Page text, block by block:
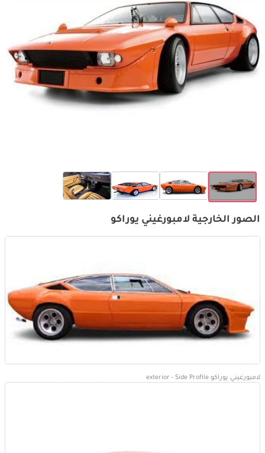
الصور الخارجية لامبورغيني يوراكو
لامبورغيني يوراكو exterior - Side Profile